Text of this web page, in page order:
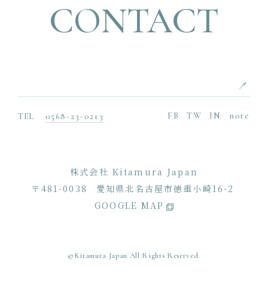
CONTACT
TEL 0568-23-0213 FB TW IN note
株式会社 Kitamura Japan
〒481-0038
愛知県北名古屋市徳重小崎16-2
GOOGLE MAP
©Kitamura Japan All Rights Reserved.